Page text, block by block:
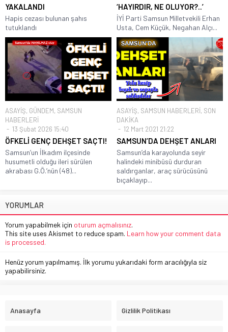
YAKALANDI
Hapis cezası bulunan şahıs
tutuklandı
‘HAYIRDIR, NE OLUYOR?..’
İYİ Parti Samsun Milletvekili Erhan
Usta, Cem Küçük, Negahan Alçı...
ASAYİŞ, GÜNDEM, SAMSUN
HABERLERİ
13 Şubat 2026 15:40
ÖFKELİ GENÇ DEHŞET SAÇTI!
Samsun’un İlkadım ilçesinde
husumetli olduğu ileri sürülen
akrabası G.Ö.’nün (48)...
ASAYİŞ, SAMSUN HABERLERİ, SON
DAKİKA
12 Mart 2021 21:22
SAMSUN’DA DEHŞET ANLARI
Samsun’da karayolunda seyir
halindeki minibüsü durduran
saldırganlar, araç sürücüsünü
bıçaklayıp...
YORUMLAR
Yorum yapabilmek için oturum açmalısınız.
This site uses Akismet to reduce spam. Learn how your comment data
is processed.
Henüz yorum yapılmamış. İlk yorumu yukarıdaki form aracılığıyla siz
yapabilirsiniz.
Anasayfa Gizlilik Politikası